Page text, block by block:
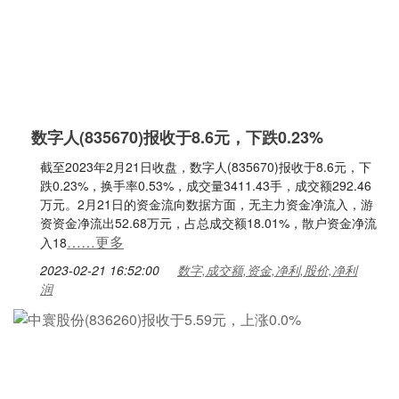
数字人(835670)报收于8.6元，下跌0.23%
截至2023年2月21日收盘，数字人(835670)报收于8.6元，下
跌0.23%，换手率0.53%，成交量3411.43手，成交额292.46
万元。2月21日的资金流向数据方面，无主力资金净流入，游
资资金净流出52.68万元，占总成交额18.01%，散户资金净流
入18……更多
2023-02-21 16:52:00
数字,成交额,资金,净利,股价,净利
润